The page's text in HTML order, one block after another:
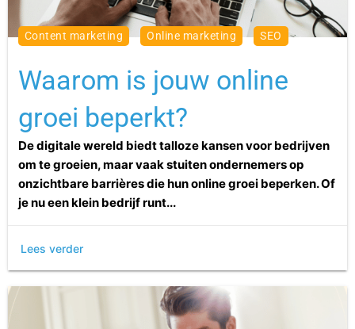
content marketing online marketing SEO
Waarom is jouw online
groei beperkt?
De digitale wereld biedt talloze kansen voor bedrijven
om te groeien, maar vaak stuiten ondernemers op
onzichtbare barrières die hun online groei beperken. Of
je nu een klein bedrijf runt...
Lees verder